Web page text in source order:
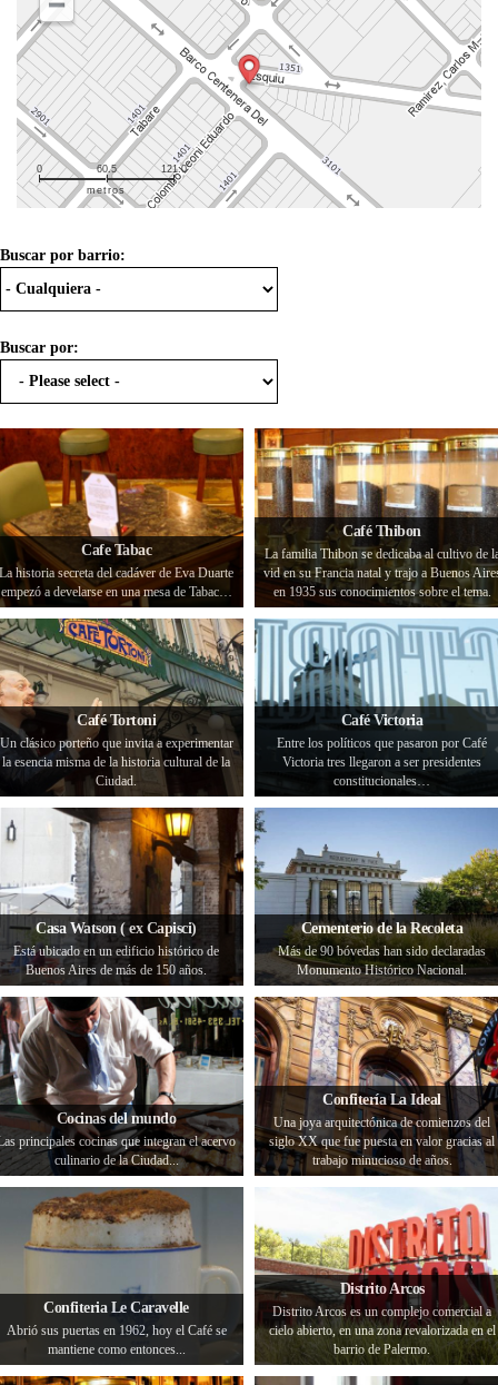
metros
0 60.5 121.0
Buscar por barrio:
Buscar por:
Cafe Tabac
La historia secreta del cadáver de Eva Duarte
empezó a develarse en una mesa de Tabac…
Café Thibon
La familia Thibon se dedicaba al cultivo de
vid en su Francia natal y trajo a Buenos
en 1935 sus conocimientos sobre el tema.
Café Tortoni
Un clásico porteño que invita a experimentar
la esencia misma de la historia cultural de la
Ciudad.
Café Victoria
Entre los políticos que pasaron por Café
Victoria tres llegaron a ser presidentes
constitucionales…
Casa Watson ( ex Capisci)
Está ubicado en un edificio histórico de
Buenos Aires de más de 150 años.
Cementerio de la Recoleta
Más de 90 bóvedas han sido declaradas
Monumento Histórico Nacional.
Cocinas del mundo
principales cocinas que integran el acervo
culinario de la Ciudad...
Confitería La Ideal
Una joya arquitectónica de comienzos del
siglo XX que fue puesta en valor gracias al
trabajo minucioso de años.
Confiteria Le Caravelle
Abrió sus puertas en 1962, hoy el Café se
mantiene como entonces...
Distrito Arcos
Distrito Arcos es un complejo comercial a
cielo abierto, en una zona revalorizada en el
barrio de Palermo.